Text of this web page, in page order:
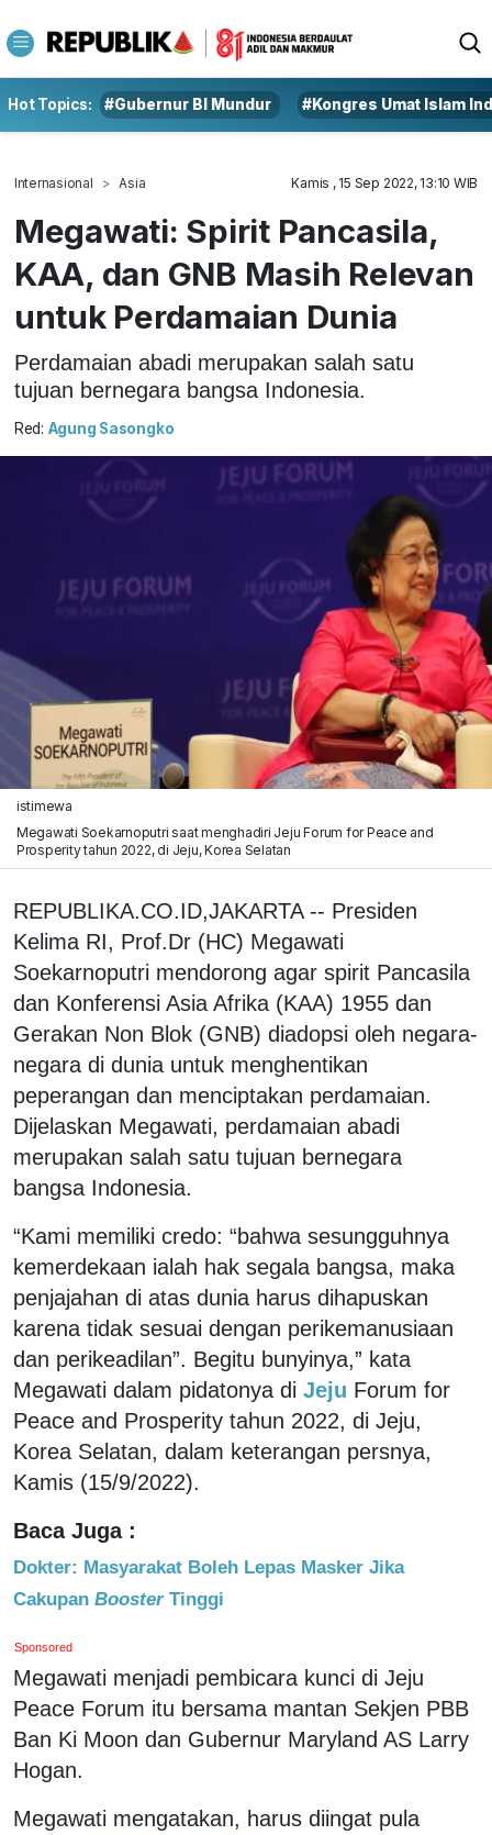
Hot Topics: #Gubernur BI Mundur #Kongres Umat Islam
Internasional Asia Kamis , 15 Sep 2022, 13:10 WIB
Megawati: Spirit Pancasila,
KAA, dan GNB Masih Relevan
untuk Perdamaian Dunia
Perdamaian abadi merupakan salah satu
tujuan bernegara bangsa Indonesia.
Red: Agung Sasongko
istimewa
Megawati Soekarnoputri saat menghadiri Jeju Forum for Peace and
Prosperity tahun 2022, di Jeju, Korea Selatan
REPUBLIKA.CO.ID,JAKARTA -- Presiden
Kelima RI, Prof.Dr (HC) Megawati
Soekarnoputri mendorong agar spirit Pancasila
dan Konferensi Asia Afrika (KAA) 1955 dan
Gerakan Non Blok (GNB) diadopsi oleh negara-
negara di dunia untuk menghentikan
peperangan dan menciptakan perdamaian.
Dijelaskan Megawati, perdamaian abadi
merupakan salah satu tujuan bernegara
bangsa Indonesia.
“Kami memiliki credo: “bahwa sesungguhnya
kemerdekaan ialah hak segala bangsa, maka
penjajahan di atas dunia harus dihapuskan
karena tidak sesuai dengan perikemanusiaan
dan perikeadilan”. Begitu bunyinya,” kata
Megawati dalam pidatonya di Jeju Forum for
Peace and Prosperity tahun 2022, di Jeju,
Korea Selatan, dalam keterangan persnya,
Kamis (15/9/2022).
Baca Juga :
Dokter: Masyarakat Boleh Lepas Masker Jika
Cakupan BoosterTinggi
Sponsored
Megawati menjadi pembicara kunci di Jeju
Peace Forum itu bersama mantan Sekjen PBB
Ban Ki Moon dan Gubernur Maryland AS Larry
Hogan.
Megawati mengatakan, harus diingat pula